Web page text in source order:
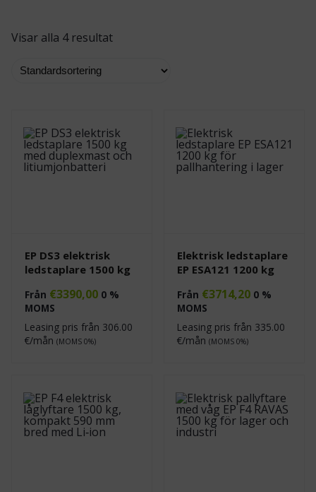
Visar alla 4 resultat
EP DS3 elektrisk
ledstaplare 1500 kg
Från €3390,00 0 %
MOMS
Leasing pris från 306.00
€/mån (MOMS 0%)
Elektrisk ledstaplare
EP ESA121 1200 kg
Från €3714,20 0 %
MOMS
Leasing pris från 335.00
€/mån (MOMS 0%)